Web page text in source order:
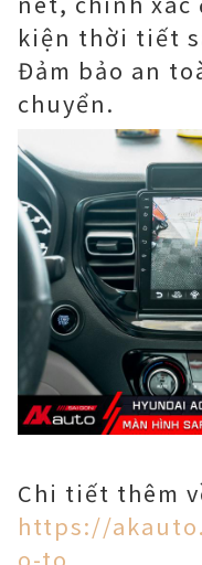
kiện thời tiết
Đảm bảo an
chuyển.
Chi tiết thêm
https://